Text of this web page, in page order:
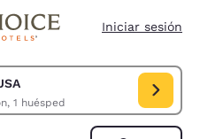
Iniciar sesión
1 habitación, 1 huésped
WI 54961, USA. Fecha de